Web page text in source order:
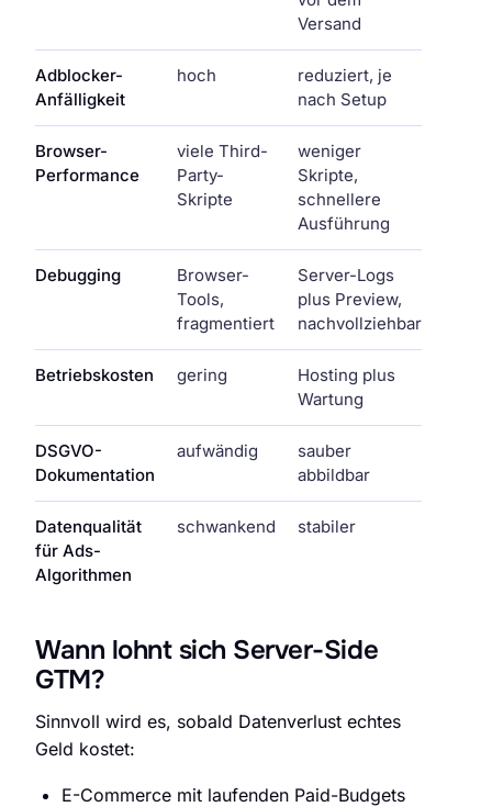
Versand
Adblocker-
Anfälligkeit
hoch
reduziert, je
nach Setup
Browser-
Performance
viele Third-
Party-
Skripte
weniger
Skripte,
schnellere
Ausführung
Debugging
Browser-
Tools,
fragmentiert
Server-Logs
plus Preview,
nachvollziehbar
Betriebskosten gering
Hosting plus
Wartung
DSGVO-
Dokumentation
aufwändig
sauber
abbildbar
Datenqualität
für Ads-
Algorithmen
schwankend stabiler
Wann lohnt sich Server-Side
GTM?
Sinnvoll wird es, sobald Datenverlust echtes
Geld kostet:
E-Commerce mit laufenden Paid-Budgets